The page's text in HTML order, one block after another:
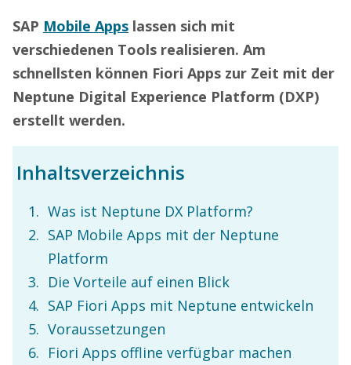
SAP Mobile Apps lassen sich mit
verschiedenen Tools realisieren. Am
schnellsten können Fiori Apps zur Zeit mit der
Neptune Digital Experience Platform (DXP)
erstellt werden.
Inhaltsverzeichnis
Was ist Neptune DX Platform?
SAP Mobile Apps mit der Neptune
Platform
Die Vorteile auf einen Blick
SAP Fiori Apps mit Neptune entwickeln
Voraussetzungen
Fiori Apps offline verfügbar machen